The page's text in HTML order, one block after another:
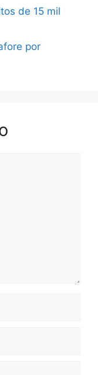
de 15 mil
por